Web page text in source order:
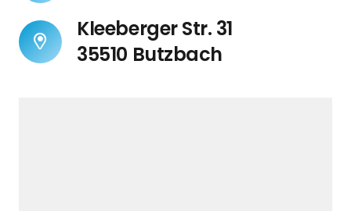
Kleeberger Str. 31
35510 Butzbach